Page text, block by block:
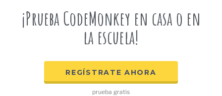
¡Prueba CodeMonkey en casa o en
la escuela!
REGÍSTRATE AHORA
prueba gratis